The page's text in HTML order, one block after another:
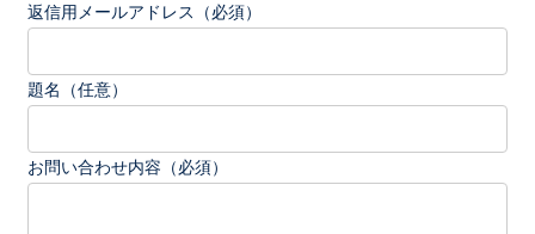
返信用メールアドレス（必須）
題名（任意）
お問い合わせ内容（必須）